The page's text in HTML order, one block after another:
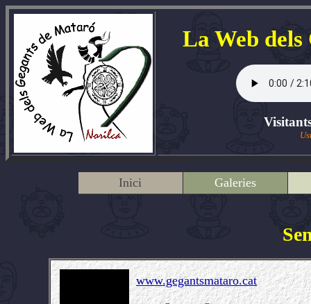
La Web
Inici Galeries
www.gegantsmataro.cat